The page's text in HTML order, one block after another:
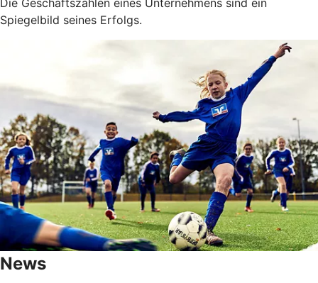
Spiegelbild seines Erfolgs.
News